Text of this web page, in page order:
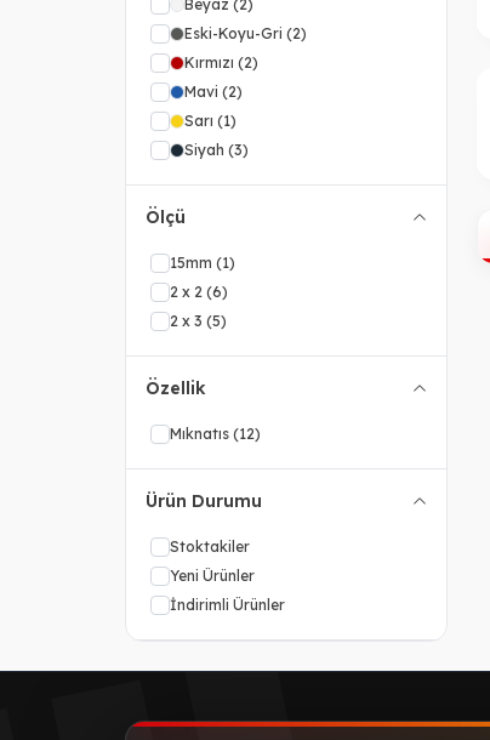
Beyaz (2)
Eski-Koyu-Gri (2)
Kırmızı (2)
Mavi (2)
Sarı (1)
Siyah (3)
Ölçü
15mm (1)
2 x 2 (6)
2 x 3 (5)
Özellik
Mıknatıs (12)
Ürün Durumu
Stoktakiler
Yeni Ürünler
İndirimli Ürünler